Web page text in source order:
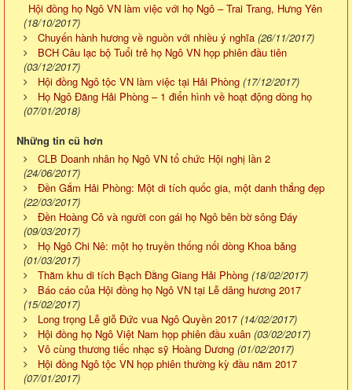
Hội đồng họ Ngô VN làm việc với họ Ngô – Trai Trang, Hưng Yên
(18/10/2017)
Chuyến hành hương về nguồn với nhiều ý nghĩa (26/11/2017)
BCH Câu lạc bộ Tuổi trẻ họ Ngô VN họp phiên đầu tiên
(03/12/2017)
Hội đồng Ngô tộc VN làm việc tại Hải Phòng (17/12/2017)
Họ Ngô Đăng Hải Phòng – 1 điển hình về hoạt động dòng họ
(07/01/2018)
Những tin cũ hơn
CLB Doanh nhân họ Ngô VN tổ chức Hội nghị lần 2
(24/06/2017)
Đền Gắm Hải Phòng: Một di tích quốc gia, một danh thắng đẹp
(22/03/2017)
Đền Hoàng Cô và người con gái họ Ngô bên bờ sông Đáy
(09/03/2017)
Họ Ngô Chi Nê: một họ truyền thống nối dòng Khoa bảng
(01/03/2017)
Thăm khu di tích Bạch Đằng Giang Hải Phòng (18/02/2017)
Báo cáo của Hội đồng họ Ngô VN tại Lễ dâng hương 2017
(15/02/2017)
Long trọng Lễ giỗ Đức vua Ngô Quyền 2017 (14/02/2017)
Hội đồng họ Ngô Việt Nam họp phiên đầu xuân (03/02/2017)
Vô cùng thương tiếc nhạc sỹ Hoàng Dương (01/02/2017)
Hội đồng Ngô tộc VN họp phiên thường kỳ đầu năm 2017
(07/01/2017)